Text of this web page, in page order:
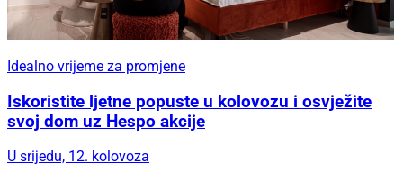
Idealno vrijeme za promjene
Iskoristite ljetne popuste u kolovozu i osvježite
svoj dom uz Hespo akcije
U srijedu, 12. kolovoza